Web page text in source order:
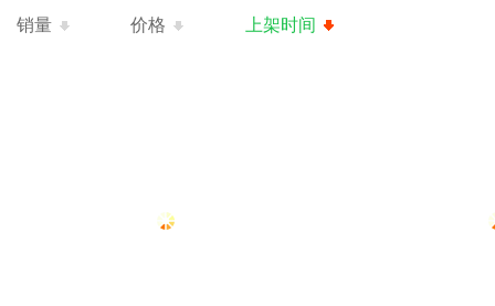
销量 价格 上架时间